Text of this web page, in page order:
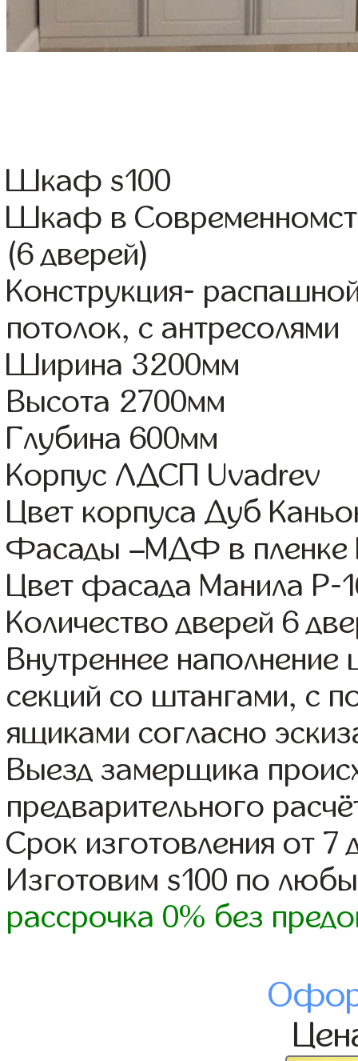
Шкаф s100
Шкаф в
(6 дверей)
Конструкция-
потолок, с антресолями
Ширина 3200мм
Высота 2700мм
Глубина 600мм
Корпус ЛДСП Uvadrev
Цвет корпуса Дуб
Фасады –МДФ в пленке
Цвет фасада Манила Р-
Количество дверей 6
Внутреннее
секций со штангами, с
ящиками согласно
Выезд замерщика
предварительного
Срок изготовления от 7
Изготовим s100 по
рассрочка 0% без